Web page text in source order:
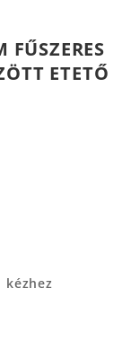
FŰSZERES
ETETŐ